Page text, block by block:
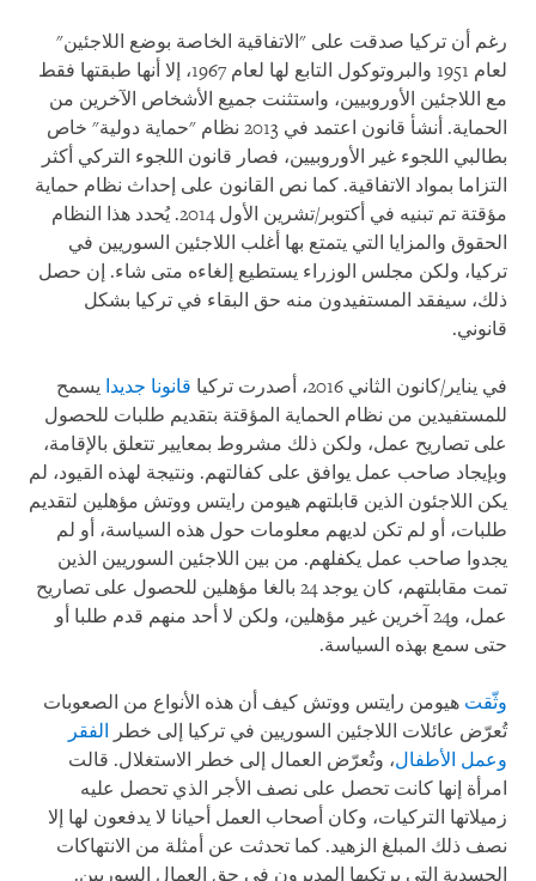
رغم أن تركيا صدقت على "الاتفاقية الخاصة بوضع اللاجئين"
لعام 1951 والبروتوكول التابع لها لعام 1967، إلا أنها طبقتها فقط
مع اللاجئين الأوروبيين، واستثنت جميع الأشخاص الآخرين من
الحماية. أنشأ قانون اعتمد في 2013 نظام "حماية دولية" خاص
بطالبي اللجوء غير الأوروبيين، فصار قانون اللجوء التركي أكثر
التزاما بمواد الاتفاقية. كما نص القانون على إحداث نظام حماية
مؤقتة تم تبنيه في أكتوبر/تشرين الأول 2014. يُحدد هذا النظام
الحقوق والمزايا التي يتمتع بها أغلب اللاجئين السوريين في
تركيا، ولكن مجلس الوزراء يستطيع إلغاءه متى شاء. إن حصل
ذلك، سيفقد المستفيدون منه حق البقاء في تركيا بشكل
قانوني.
في يناير/كانون الثاني 2016، أصدرت تركيا قانونا جديدا يسمح
للمستفيدين من نظام الحماية المؤقتة بتقديم طلبات للحصول
على تصاريح عمل، ولكن ذلك مشروط بمعايير تتعلق بالإقامة،
وبإيجاد صاحب عمل يوافق على كفالتهم. ونتيجة لهذه القيود، لم
يكن اللاجئون الذين قابلتهم هيومن رايتس ووتش مؤهلين لتقديم
طلبات، أو لم تكن لديهم معلومات حول هذه السياسة، أو لم
يجدوا صاحب عمل يكفلهم. من بين اللاجئين السوريين الذين
تمت مقابلتهم، كان يوجد 24 بالغا مؤهلين للحصول على تصاريح
عمل، و24 آخرين غير مؤهلين، ولكن لا أحد منهم قدم طلبا أو
حتى سمع بهذه السياسة.
وثّقت هيومن رايتس ووتش كيف أن هذه الأنواع من الصعوبات
تُعرّض عائلات اللاجئين السوريين في تركيا إلى خطر الفقر
وعمل الأطفال، وتُعرّض العمال إلى خطر الاستغلال. قالت
امرأة إنها كانت تحصل على نصف الأجر الذي تحصل عليه
زميلاتها التركيات، وكان أصحاب العمل أحيانا لا يدفعون لها إلا
نصف ذلك المبلغ الزهيد. كما تحدثت عن أمثلة من الانتهاكات
الجسدية التي يرتكبها المديرون في حق العمال السوريين.